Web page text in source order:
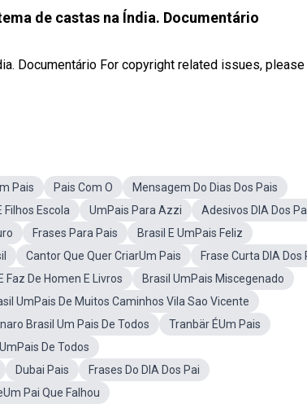
de castas na Índia. Documentário
Documentário For copyright related issues, please
Pais Pais Com O
Mensagem Do Dias Dos Pais
Filhos Escola UmPais Para Azzi
Adesivos DIA Dos
Frases Para Pais
Brasil E UmPais Feliz
Cantor Que Quer CriarUm Pais
Frase Curta DIA Dos
Faz De Homen E Livros
Brasil UmPais Miscegenado
UmPais De Muitos Caminhos Vila Sao Vicente
Brasil Um Pais De Todos
Tranbär ÉUm Pais
De Todos
Dubai Pais
Frases Do DIA Dos Pai
Pai Que Falhou